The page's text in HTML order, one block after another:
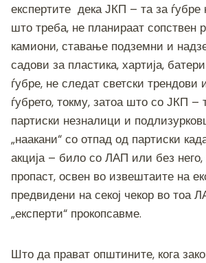
експертите дека ЈКП – та за ѓубре
што треба, не планираат сопствен
камиони, ставање подземни и
садови за пластика, хартија,
ѓубре, не следат светски
ѓубрето, токму, затоа што со ЈКП –
партиски незналици и
„наакани“ со отпад од партиски
акција – било со ЛАП или без него,
пропаст, освен во извештаите на
предвидени на секој чекор во тоа
„експерти“ прокопсавме.
Што да прават општините, кога